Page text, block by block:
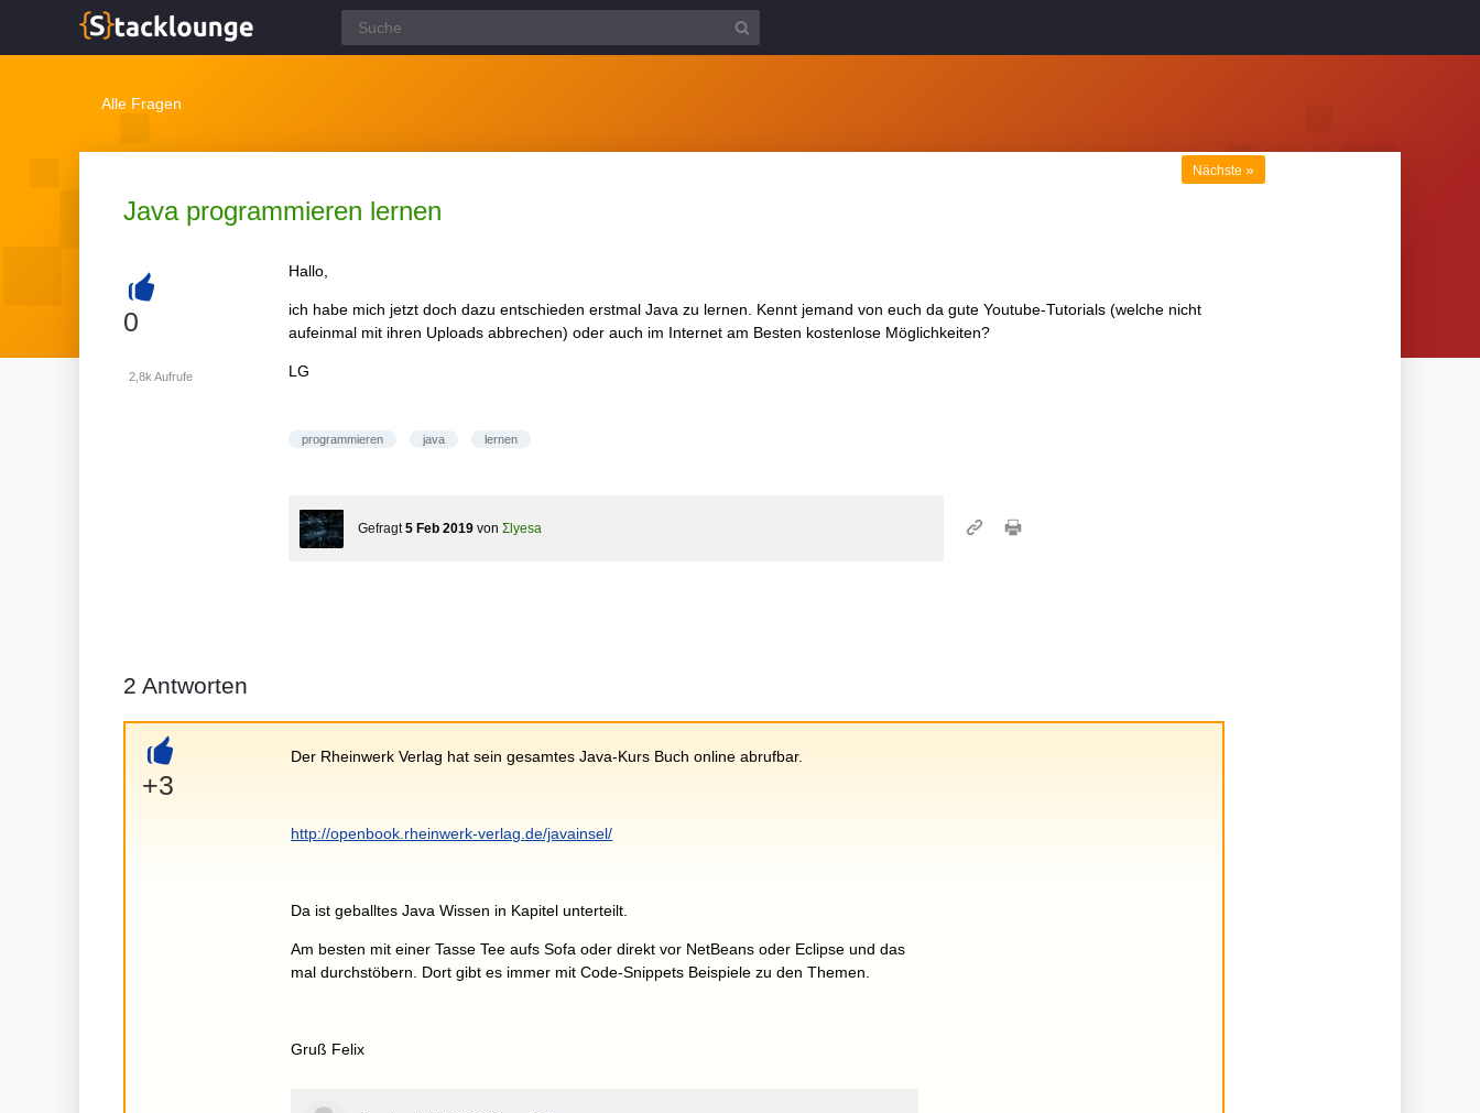
Alle Fragen
Java programmieren lernen
Nächste »
+
0
2,8k Aufrufe
Hallo,
ich habe mich jetzt doch dazu entschieden erstmal Java zu lernen. Kennt jemand von euch da gute Youtube-Tutorials (welche nicht
aufeinmal mit ihren Uploads abbrechen) oder auch im Internet am Besten kostenlose Möglichkeiten?
LG
programmieren java lernen
Gefragt 5 Feb 2019 von Σlyesa
2 Antworten
+
+3
Der Rheinwerk Verlag hat sein gesamtes Java-Kurs Buch online abrufbar.
http://openbook.rheinwerk-verlag.de/javainsel/
Da ist geballtes Java Wissen in Kapitel unterteilt.
Am besten mit einer Tasse Tee aufs Sofa oder direkt vor NetBeans oder Eclipse und das
mal durchstöbern. Dort gibt es immer mit Code-Snippets Beispiele zu den Themen.
Gruß Felix